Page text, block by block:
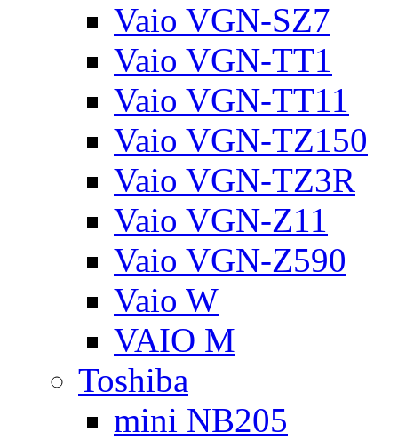
Vaio VGN-SZ7
Vaio VGN-TT1
Vaio VGN-TT11
Vaio VGN-TZ150
Vaio VGN-TZ3R
Vaio VGN-Z11
Vaio VGN-Z590
Vaio W
VAIO M
Toshiba
mini NB205